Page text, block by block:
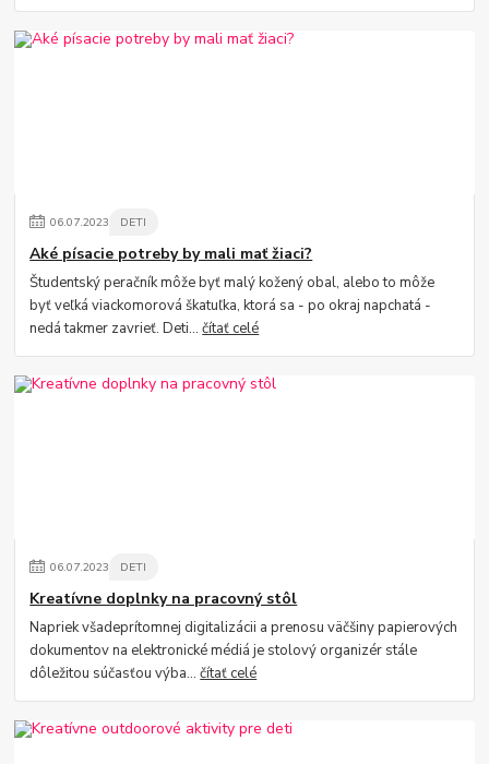
06.07.2023 DETI
Aké písacie potreby by mali mať žiaci?
Študentský peračník môže byť malý kožený obal, alebo to môže
byť veľká viackomorová škatuľka, ktorá sa - po okraj napchatá -
nedá takmer zavrieť. Deti...čítať celé
06.07.2023 DETI
Kreatívne doplnky na pracovný stôl
Napriek všadeprítomnej digitalizácii a prenosu väčšiny papierových
dokumentov na elektronické médiá je stolový organizér stále
dôležitou súčasťou výba...čítať celé